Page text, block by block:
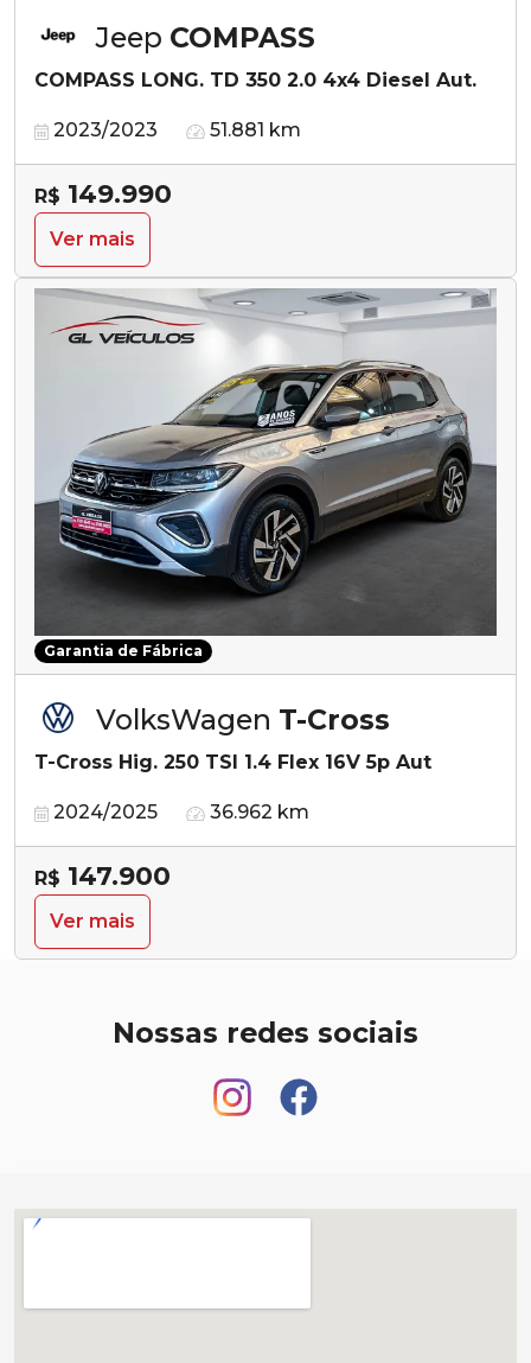
Jeep COMPASS
COMPASS LONG. TD 350 2.0 4x4 Diesel Aut.
2023/2023 51.881 km
R$ 149.990
Ver mais
Garantia de Fábrica
VolksWagen T-Cross
T-Cross Hig. 250 TSI 1.4 Flex 16V 5p Aut
2024/2025 36.962 km
R$ 147.900
Ver mais
Nossas redes sociais